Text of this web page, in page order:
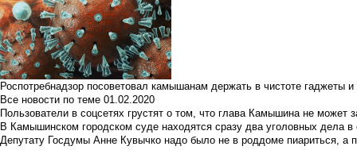
Роспотребнадзор посоветовал камышанам держать в чистоте гаджеты
Все новости по теме 01.02.2020
Пользователи в соцсетях грустят о том, что глава Камышина не может
В Камышинском городском суде находятся сразу два уголовных дела
Депутату Госдумы Анне Кувычко надо было не в роддоме пиариться, а